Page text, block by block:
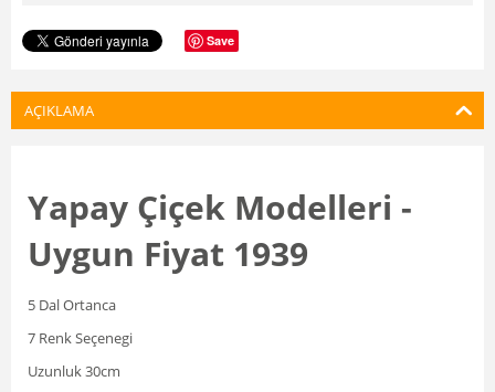
Save
AÇIKLAMA
Yapay Çiçek Modelleri -
Uygun Fiyat 1939
5 Dal Ortanca
7 Renk Seçenegi
Uzunluk 30cm